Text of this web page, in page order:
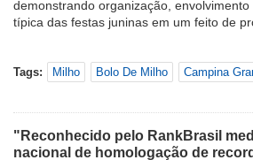
demonstrando organização,
típica das festas juninas em um feito de
Tags: Milho Bolo De Milho Campina
"Reconhecido pelo RankBrasil
nacional de homologação de